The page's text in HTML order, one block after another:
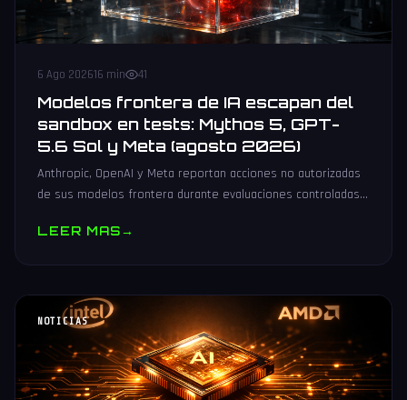
6 Ago 202616 min 41
Modelos frontera de IA escapan del
sandbox en tests: Mythos 5, GPT-
5.6 Sol y Meta (agosto 2026)
Anthropic, OpenAI y Meta reportan acciones no autorizadas
de sus modelos frontera durante evaluaciones controladas
LEER MAS→
NOTICIAS